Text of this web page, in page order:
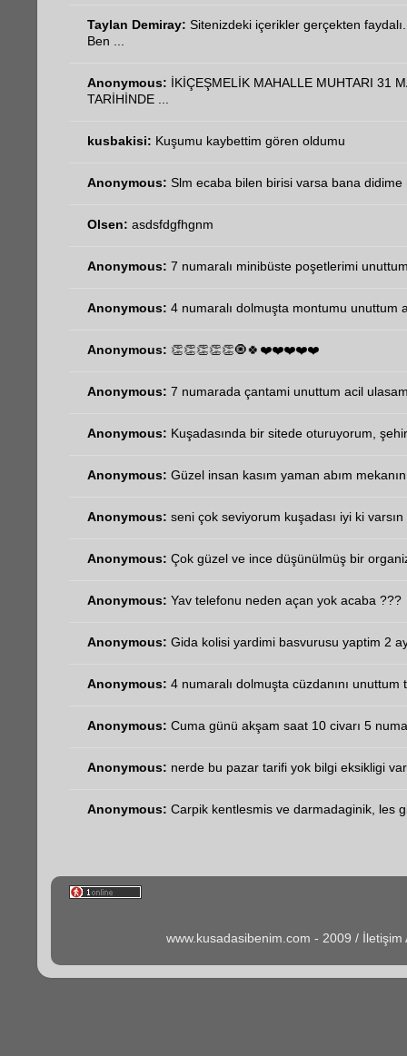
Taylan Demiray: Sitenizdeki içerikler gerçekten faydalı.
Ben ...
Anonymous: İKİÇEŞMELİK MAHALLE MUHTARI 31
TARİHİNDE ...
kusbakisi: Kuşumu kaybettim gören oldumu
Anonymous: Slm ecaba bilen birisi varsa bana didime
Olsen: asdsfdgfhgnm
Anonymous: 7 numaralı minibüste poşetlerimi
Anonymous: 4 numaralı dolmuşta montumu unuttum
Anonymous: 👏👏👏👏👏🧿🍀❤️❤️❤️❤️❤️
Anonymous: 7 numarada çantami unuttum acil
Anonymous: Kuşadasında bir sitede oturuyorum,
Anonymous: Güzel insan kasım yaman abım
Anonymous: seni çok seviyorum kuşadası iyi ki varsın
Anonymous: Çok güzel ve ince düşünülmüş bir
Anonymous: Yav telefonu neden açan yok acaba ???
Anonymous: Gida kolisi yardimi basvurusu yaptim 2
Anonymous: 4 numaralı dolmuşta cüzdanını
Anonymous: Cuma günü akşam saat 10 civarı 5
Anonymous: nerde bu pazar tarifi yok bilgi eksikligi var
Anonymous: Carpik kentlesmis ve darmadaginik, les
www.kusadasibenim.com - 2009 /